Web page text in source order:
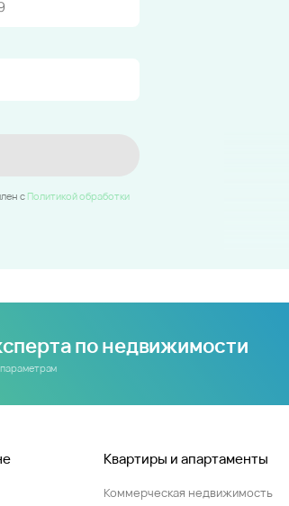
c Политикой обработки
по недвижимости
Квартиры и апартаменты
Коммерческая недвижимость